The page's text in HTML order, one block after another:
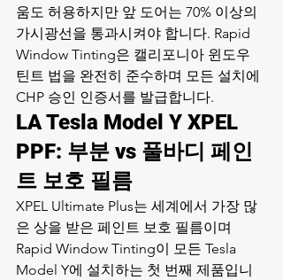
움도 허용하지만 앞 도어는 70% 이상의
가시광선을 통과시켜야 합니다. Rapid
Window Tinting은 캘리포니아 윈도우
틴트 법을 완전히 준수하며 모든 설치에
CHP 승인 인증서를 발급합니다.
LA Tesla Model Y XPEL
PPF: 부분 vs 풀바디 페인
트 보호 필름
XPEL Ultimate Plus는 세계에서 가장 많
은 상을 받은 페인트 보호 필름이며
Rapid Window Tinting이 모든 Tesla
Model Y에 설치하는 첫 번째 제품입니